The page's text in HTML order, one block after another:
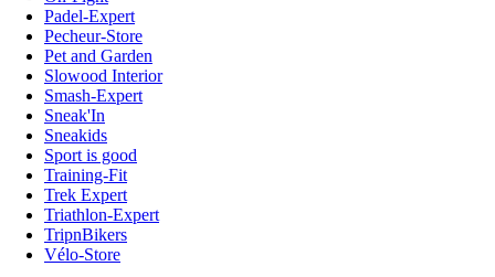
Padel-Expert
Pecheur-Store
Pet and Garden
Slowood Interior
Smash-Expert
Sneak'In
Sneakids
Sport is good
Training-Fit
Trek Expert
Triathlon-Expert
TripnBikers
Vélo-Store